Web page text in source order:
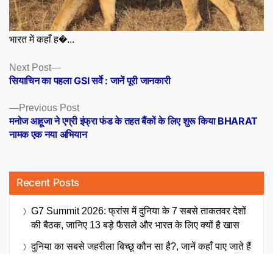
भारत में कहाँ ह�...
Posts
navigation
Previous PostPrevious
post:
मनोज आहूजा ने एग्री इंफ्रा फंड के तहत बैंकों के लिए शुरू किया BHARAT
नामक एक नया अभियान
Next Post
Next
post:
सियाचिन का पहला GSI सर्वे : जानें पूरी जानकारी
Recent Posts
G7 Summit 2026: फ्रांस में दुनिया के 7 सबसे ताकतवर देशों
की बैठक, जानिए 13 बड़े फैसले और भारत के लिए क्यों है खास
दुनिया का सबसे जहरीला बिच्छू कौन सा है?, जानें कहाँ पाए जाते हैं